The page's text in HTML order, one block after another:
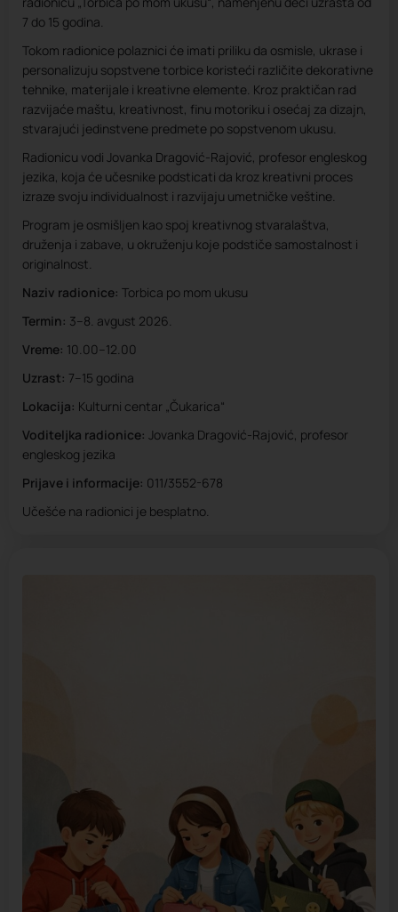
7 do 15 godina.
Tokom radionice polaznici će imati priliku da osmisle, ukrase i
personalizuju sopstvene torbice koristeći različite dekorativne
tehnike, materijale i kreativne elemente. Kroz praktičan rad
razvijaće maštu, kreativnost, finu motoriku i osećaj za dizajn,
stvarajući jedinstvene predmete po sopstvenom ukusu.
Radionicu vodi Jovanka Dragović-Rajović, profesor engleskog
jezika, koja će učesnike podsticati da kroz kreativni proces
izraze svoju individualnost i razvijaju umetničke veštine.
Program je osmišljen kao spoj kreativnog stvaralaštva,
druženja i zabave, u okruženju koje podstiče samostalnost i
originalnost.
Naziv radionice: Torbica po mom ukusu
Termin: 3–8. avgust 2026.
Vreme: 10.00–12.00
Uzrast: 7–15 godina
Lokacija: Kulturni centar „Čukarica“
Voditeljka radionice: Jovanka Dragović-Rajović, profesor
engleskog jezika
Prijave i informacije: 011/3552-678
Učešće na radionici je besplatno.